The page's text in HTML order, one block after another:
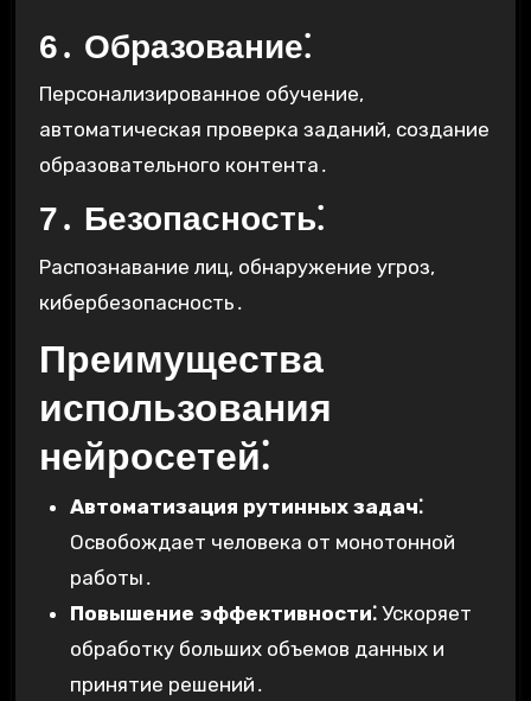
6․ Образование⁚
Персонализированное обучение,
автоматическая проверка заданий, создание
образовательного контента․
7․ Безопасность⁚
Распознавание лиц, обнаружение угроз,
кибербезопасность․
Преимущества
использования
нейросетей⁚
Автоматизация рутинных задач⁚
Освобождает человека от монотонной
работы․
Повышение эффективности⁚Ускоряет
обработку больших объемов данных и
принятие решений․